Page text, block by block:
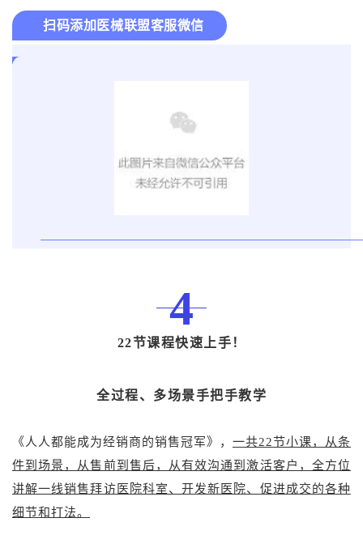
扫码添加医械联盟客服微信
4
22节课程快速上手！
全过程、多场景手把手教学
《人人都能成为经销商的销售冠军》， 一共22节小课，从条
件到场景，从售前到售后，从有效沟通到激活客户，全方位
讲解一线销售拜访医院科室、开发新医院、促进成交的各种
细节和打法。